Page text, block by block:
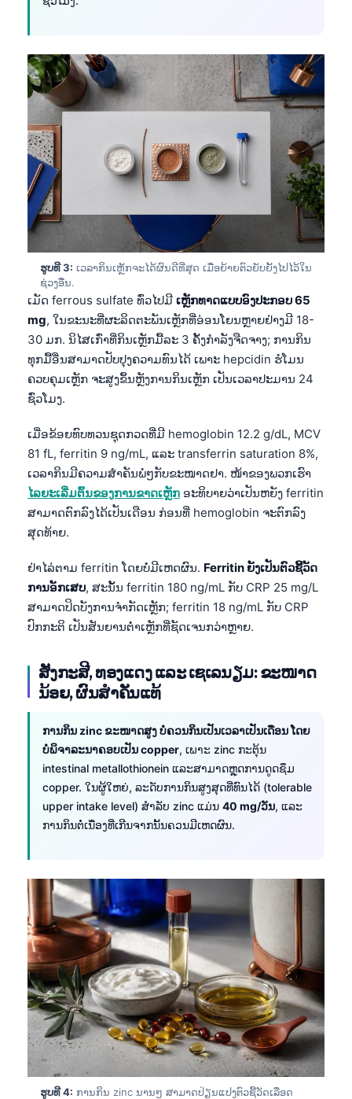
ຮູບທີ 3: ເວລາກິນເຫຼັກຈະໄດ້ຜົນດີທີ່ສຸດ ເມື່ອຍ້າຍຕົວຍັບຍັ້ງໄປໄວ້ໃນ
ຊ່ວງອື່ນ.
ເມັດ ferrous sulfate ທົ່ວໄປມີ ເຫຼັກທາດແບບອົງປະກອບ 65
mg, ໃນຂະນະທີ່ຜະລິດຕະພັນເຫຼັກທີ່ອ່ອນໂຍນຫຼາຍຢ່າງມີ 18-
30 ມກ. ນິໄສເກົ່າທີ່ກິນເຫຼັກມື້ລະ 3 ຄັ້ງກຳລັງຈືດຈາງ; ການກິນ
ທຸກມື້ອື່ນສາມາດປັບປຸງຄວາມທົນໄດ້ ເພາະ hepcidin ຮໍໂມນ
ຄວບຄຸມເຫຼັກ ຈະສູງຂຶ້ນຫຼັງການກິນເຫຼັກ ເປັນເວລາປະມານ 24
ຊົ່ວໂມງ.
ເມື່ອຂ້ອຍທົບທວນຊຸດກວດທີ່ມີ hemoglobin 12.2 g/dL, MCV
81 fL, ferritin 9 ng/mL, ແລະ transferrin saturation 8%,
ເວລາກິນມີຄວາມສຳຄັນພໍໆກັບຂະໜາດຢາ. ໜ້າຂອງພວກເຮົາ
ໄລຍະເລີ່ມຕົ້ນຂອງການຂາດເຫຼັກ ອະທິບາຍວ່າເປັນຫຍັງ ferritin
ສາມາດຕົກລົງໄດ້ເປັນເດືອນ ກ່ອນທີ່ hemoglobin ຈະຕົກລົງ
ສຸດທ້າຍ.
ຢ່າໄລ່ຕາມ ferritin ໂດຍບໍ່ມີເຫດຜົນ. Ferritin ຍັງເປັນຕົວຊີ້ວັດ
ການອັກເສບ, ສະນັ້ນ ferritin 180 ng/mL ກັບ CRP 25 mg/L
ສາມາດປິດບັງການຈຳກັດເຫຼັກ; ferritin 18 ng/mL ກັບ CRP
ປົກກະຕິ ເປັນສັນຍານຕ່ຳເຫຼັກທີ່ຊັດເຈນກວ່າຫຼາຍ.
ສັງກະສີ, ທອງແດງ ແລະ ເຊເລນຽມ: ຂະໜາດ
ນ້ອຍ, ຜົນສຳຄັນແທ້
ການກິນ zinc ຂະໜາດສູງ ບໍ່ຄວນກິນເປັນເວລາເປັນເດືອນ ໂດຍ
ບໍ່ພິຈາລະນາຄອບເປັນ copper, ເພາະ zinc ກະຕຸ້ນ
intestinal metallothionein ແລະສາມາດຫຼຸດການດູດຊຶມ
copper. ໃນຜູ້ໃຫຍ່, ລະດັບການກິນສູງສຸດທີ່ທົນໄດ້ (tolerable
upper intake level) ສຳລັບ zinc ແມ່ນ 40 mg/ວັນ, ແລະ
ການກິນຕໍ່ເນື່ອງທີ່ເກີນຈາກນັ້ນຄວນມີເຫດຜົນ.
ຮູບທີ 4: ການກິນ zinc ນານໆ ສາມາດປ່ຽນແປງຕົວຊີ້ວັດເລືອດ